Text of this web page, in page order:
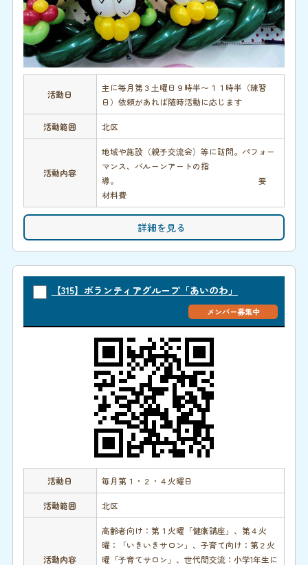
活動日
主に毎月第３土曜日９時半〜１１時半（練習
日）依頼があれば随時活動に応じます
活動範囲 北区
活動内容
地域や施設（親子交流会）等に訪問。パフォー
マンス、バルーンアートの指
導。 要
材料費
詳細を見る
【315】ボランティアグループ「あいのわ」
メンバー募集中
活動日 毎月第１・２・４火曜日
活動範囲 北区
活動内容
高齢者向け：第１火曜「健康講座」、第４火
曜：「いきいきサロン」、子育て向け：第２火
曜「子育てサロン」、世代間交流：小学1年生に